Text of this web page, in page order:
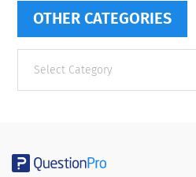
OTHER CATEGORIES
categories